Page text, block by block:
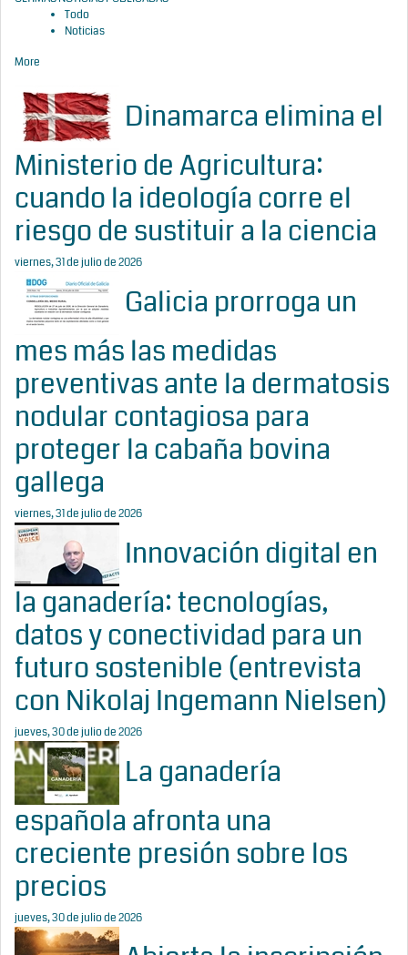
Todo
Noticias
More
Dinamarca elimina el
Ministerio de Agricultura:
cuando la ideología corre el
riesgo de sustituir a la ciencia
viernes, 31 de julio de 2026
Galicia prorroga un
mes más las medidas
preventivas ante la dermatosis
nodular contagiosa para
proteger la cabaña bovina
gallega
viernes, 31 de julio de 2026
Innovación digital en
la ganadería: tecnologías,
datos y conectividad para un
futuro sostenible (entrevista
con Nikolaj Ingemann Nielsen)
jueves, 30 de julio de 2026
La ganadería
española afronta una
creciente presión sobre los
precios
jueves, 30 de julio de 2026